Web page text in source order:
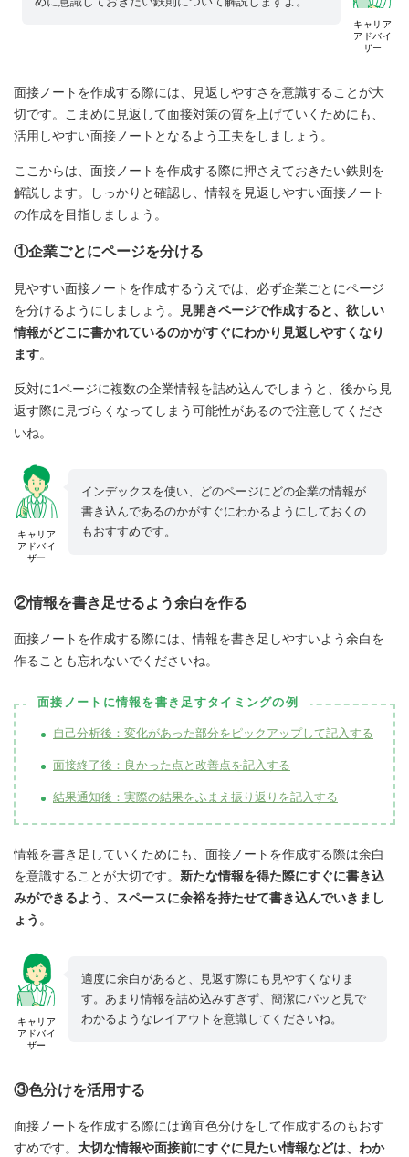
キャリア
アドバイ
ザー
面接ノートを作成する際には、見返しやすさを意識することが大
切です。こまめに見返して面接対策の質を上げていくためにも、
活用しやすい面接ノートとなるよう工夫をしましょう。
ここからは、面接ノートを作成する際に押さえておきたい鉄則を
解説します。しっかりと確認し、情報を見返しやすい面接ノート
の作成を目指しましょう。
①企業ごとにページを分ける
見やすい面接ノートを作成するうえでは、必ず企業ごとにページ
を分けるようにしましょう。
見開きページで作成すると、欲しい
情報がどこに書かれているのかがすぐにわかり見返しやすくなり
ます。
反対に1ページに複数の企業情報を詰め込んでしまうと、後から見
返す際に見づらくなってしまう可能性があるので注意してくださ
いね。
キャリア
アドバイ
ザー
インデックスを使い、どのページにどの企業の情報が
書き込んであるのかがすぐにわかるようにしておくの
もおすすめです。
②情報を書き足せるよう余白を作る
面接ノートを作成する際には、情報を書き足しやすいよう余白を
作ることも忘れないでくださいね。
面接ノートに情報を書き足すタイミングの例
自己分析後：変化があった部分をピックアップして記入する
面接終了後：良かった点と改善点を記入する
結果通知後：実際の結果をふまえ振り返りを記入する
情報を書き足していくためにも、面接ノートを作成する際は余白
を意識することが大切です。 新たな情報を得た際にすぐに書き込
みができるよう、スペースに余裕を持たせて書き込んでいきまし
ょう 。
キャリア
アドバイ
ザー
適度に余白があると、見返す際にも見やすくなりま
す。あまり情報を詰め込みすぎず、簡潔にパッと見で
わかるようなレイアウトを意識してくださいね。
③色分けを活用する
面接ノートを作成する際には適宜色分けをして作成するのもおす
すめです。 大切な情報や面接前にすぐに見たい情報などは、わか